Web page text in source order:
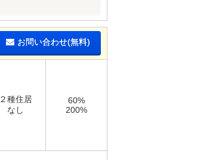
お問い合わせ(無料)
２種住居
なし
60%
200%